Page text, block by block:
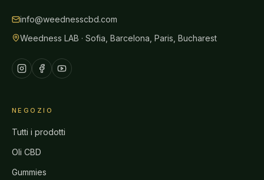
info@weednesscbd.com
Weedness LAB · Sofia, Barcelona, Paris, Bucharest
NEGOZIO
Tutti i prodotti
Oli CBD
Gummies